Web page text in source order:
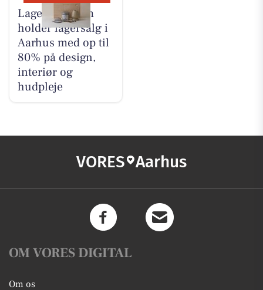
Lagersalg.com
holder lagersalg i
Aarhus med op til
80% på design,
interiør og
hudpleje
VORES Aarhus
OM VORES DIGITAL
Om os